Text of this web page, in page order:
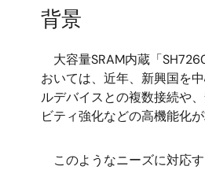
背景
大容量SRAM内蔵「
おいては、近年、新興国を
ルデバイスとの複数接続や
ビティ強化などの高機能化
このようなニーズに対応